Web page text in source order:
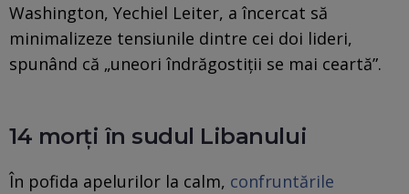
Washington, Yechiel Leiter, a încercat să
minimalizeze tensiunile dintre cei doi lideri,
spunând că „uneori îndrăgostiții se mai ceartă”.
14 morți în sudul Libanului
În pofida apelurilor la calm, confruntările